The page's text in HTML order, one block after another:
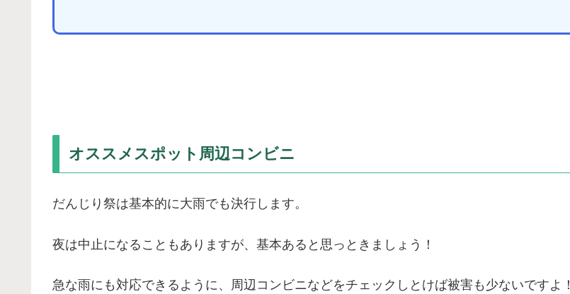
オススメスポット周辺コンビニ
だんじり祭は基本的に大雨でも決行します。
夜は中止になることもありますが、基本あると思っときましょう！
急な雨にも対応できるように、周辺コンビニなどをチェックしとけば被害も少ないですよ！